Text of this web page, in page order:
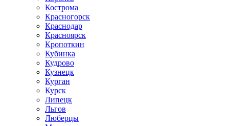
Кострома
Красногорск
Краснодар
Красноярск
Кропоткин
Кубинка
Кудрово
Кузнецк
Курган
Курск
Липецк
Льгов
Люберцы